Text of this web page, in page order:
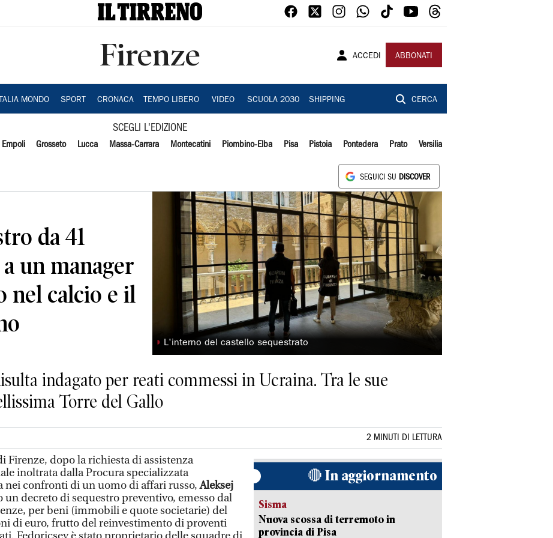
Firenze ACCEDI ABBONATI
MONDO SPORT CRONACA TEMPO LIBERO VIDEO SCUOLA 2030 SHIPPING CERCA
SCEGLI L'EDIZIONE
Empoli Grosseto Lucca Massa-Carrara Montecatini Piombino-Elba Pisa Pistoia Pontedera Prato Versilia
SEGUICI SU DISCOVER
da 41
un manager
nel calcio e il
◗ L'interno del castello sequestrato
indagato per reati commessi in Ucraina. Tra le sue
Torre del Gallo
2 MINUTI DI LETTURA
Firenze, dopo la richiesta di assistenza
inoltrata dalla Procura specializzata
nei confronti di un uomo di affari russo,Aleksej
un decreto di sequestro preventivo, emesso dal
per beni (immobili e quote societarie) del
di euro, frutto del reinvestimento di proventi
🔴 In aggiornamento
Sisma
Nuova scossa di terremoto in
provincia di Pisa